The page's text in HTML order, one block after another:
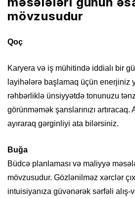
mövzusudur
Qoç
Karyera və iş mühitində iddialı bir
layihələrə başlamaq üçün enerjiniz
rəhbərliklə ünsiyyətdə tonunuzu
görünməmək şanslarınızı
ayıraraq gərginliyi ata bilərsiniz.
Buğa
Büdcə planlaması və maliyyə
mövzusudur. Gözlənilməz xərclər
intuisiyanıza güvənərək sərfəli